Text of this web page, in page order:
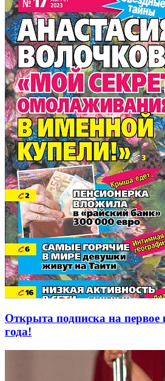
Открыта подписка на первое
года!